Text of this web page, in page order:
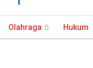
Olahraga Hukum